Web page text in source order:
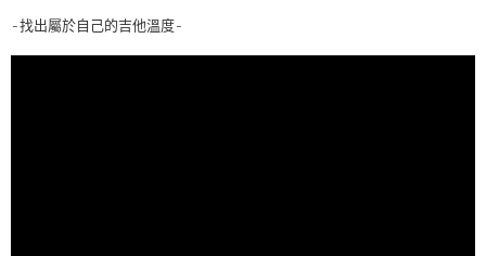
-找出屬於自己的吉他溫度-